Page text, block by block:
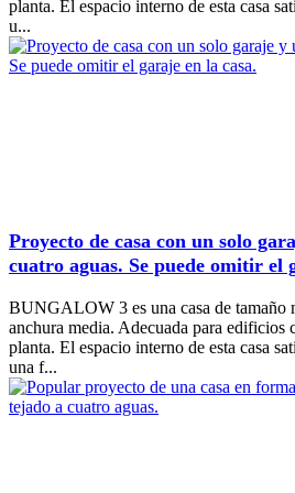
planta. El espacio interno de esta casa
u...
Proyecto de casa con un solo
cuatro aguas. Se puede omitir el
BUNGALOW 3 es una casa de tamaño
anchura media. Adecuada para edificios
planta. El espacio interno de esta casa
una f...